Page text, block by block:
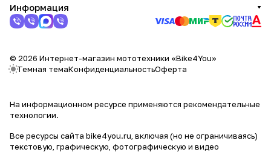
Информация
© 2026 Интернет-магазин мототехники «Bike4You»
Темная темаКонфиденциальностьОферта
На информационном ресурсе применяются рекомендательные
технологии.
Все ресурсы сайта bike4you.ru, включая (но не ограничиваясь)
текстовую, графическую, фотографическую и видео